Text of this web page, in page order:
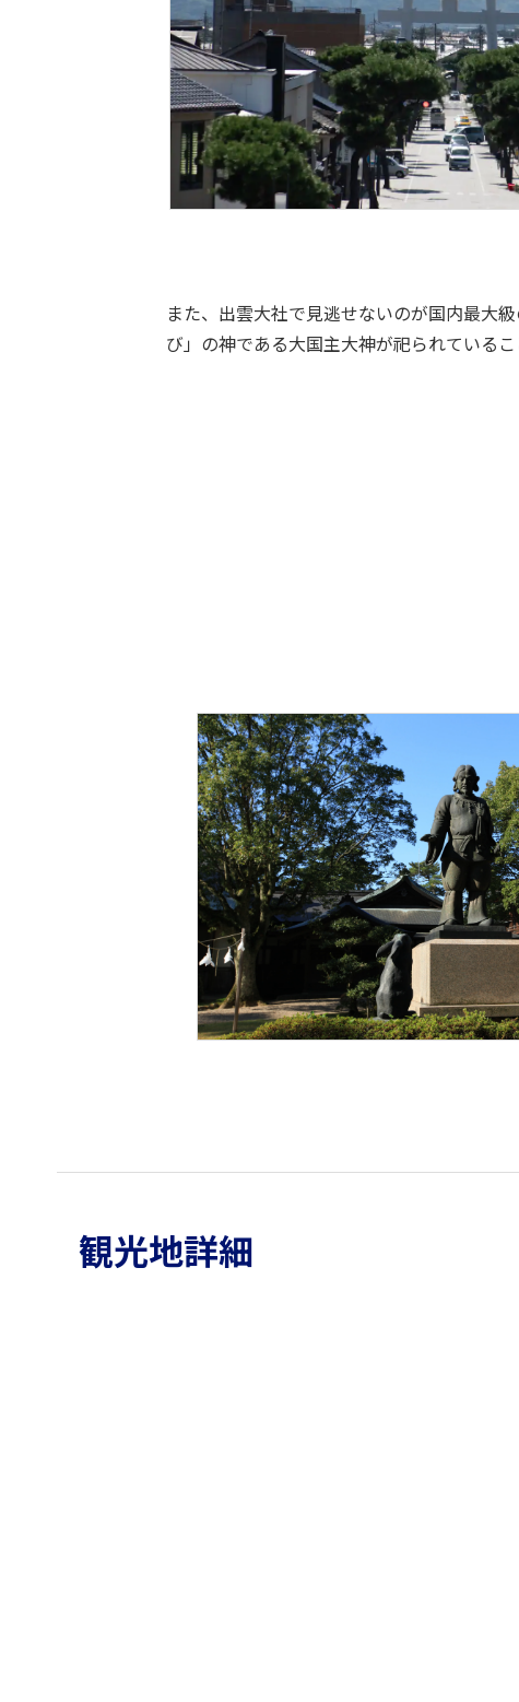
また、出雲大社で見逃せないのが国内最大
び」の神である大国主大神が祀られているこ
観光地詳細